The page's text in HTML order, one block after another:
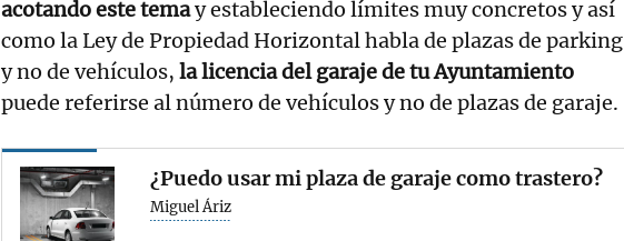
acotando este temay estableciendo límites muy concretos y así
como la Ley de Propiedad Horizontal habla de plazas de parking
y no de vehículos, la licencia del garaje de tu Ayuntamiento
puede referirse al número de vehículos y no de plazas de garaje.
¿Puedo usar mi plaza de garaje como trastero?
Miguel Áriz